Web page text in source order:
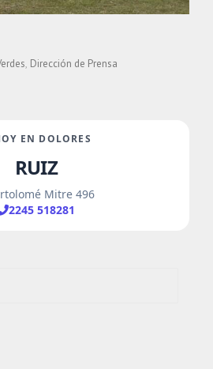
Dirección de Prensa